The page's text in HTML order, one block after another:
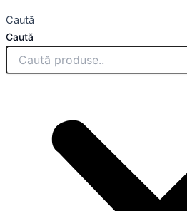
Caută
Caută